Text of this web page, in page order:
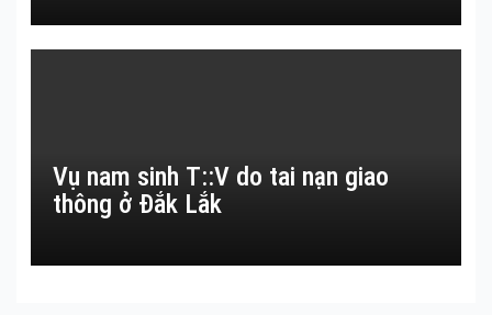
Vụ nam sinh T::V do tai nạn giao
thông ở Đắk Lắk